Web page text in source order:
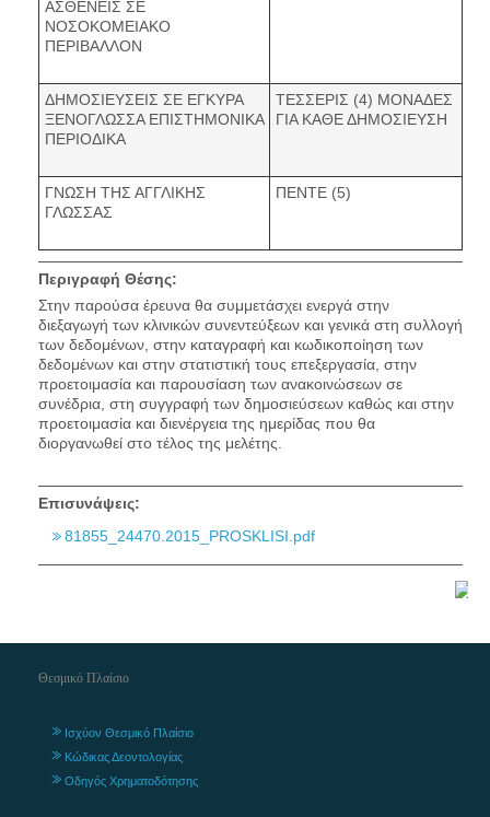
ΑΣΘΕΝΕΙΣ ΣΕ
ΝΟΣΟΚΟΜΕΙΑΚΟ
ΠΕΡΙΒΑΛΛΟΝ
ΔΗΜΟΣΙΕΥΣΕΙΣ ΣΕ ΕΓΚΥΡΑ
ΞΕΝΟΓΛΩΣΣΑ ΕΠΙΣΤΗΜΟΝΙΚΑ
ΠΕΡΙΟΔΙΚΑ
ΤΕΣΣΕΡΙΣ (4) ΜΟΝΑΔΕΣ
ΓΙΑ ΚΑΘΕ ΔΗΜΟΣΙΕΥΣΗ
ΓΝΩΣΗ ΤΗΣ ΑΓΓΛΙΚΗΣ
ΓΛΩΣΣΑΣ
ΠΕΝΤΕ (5)
Περιγραφή Θέσης:
Στην παρούσα έρευνα θα συμμετάσχει ενεργά στην
διεξαγωγή των κλινικών συνεντεύξεων και γενικά στη συλλογή
των δεδομένων, στην καταγραφή και κωδικοποίηση των
δεδομένων και στην στατιστική τους επεξεργασία, στην
προετοιμασία και παρουσίαση των ανακοινώσεων σε
συνέδρια, στη συγγραφή των δημοσιεύσεων καθώς και στην
προετοιμασία και διενέργεια της ημερίδας που θα
διοργανωθεί στο τέλος της μελέτης.
Επισυνάψεις:
81855_24470.2015_PROSKLISI.pdf
Θεσμικό Πλαίσιο
Ισχύον Θεσμικό Πλαίσιο
Κώδικας Δεοντολογίας
Οδηγός Χρηματοδότησης